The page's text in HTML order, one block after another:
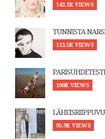
142.1K VIEWS
TUNNISTA
113.5K VIEWS
PARISUHDETESTI
100K VIEWS
95.9K VIEWS